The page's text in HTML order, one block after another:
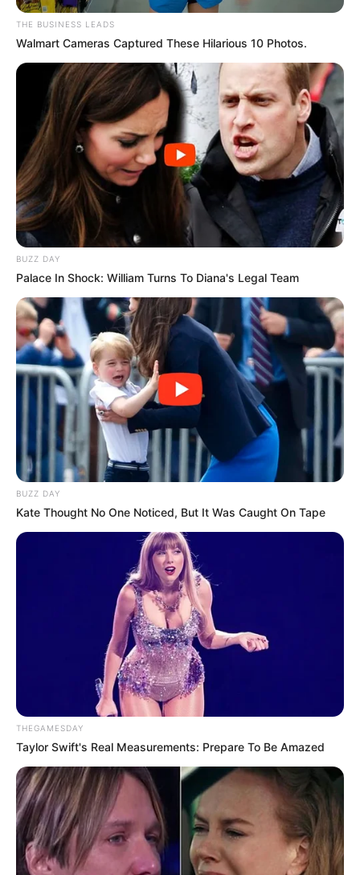
THE BUSINESS LEADS
Walmart Cameras Captured These Hilarious 10 Photos.
BUZZ DAY
Palace In Shock: William Turns To Diana's Legal Team
BUZZ DAY
Kate Thought No One Noticed, But It Was Caught On Tape
THEGAMESDAY
Taylor Swift's Real Measurements: Prepare To Be Amazed